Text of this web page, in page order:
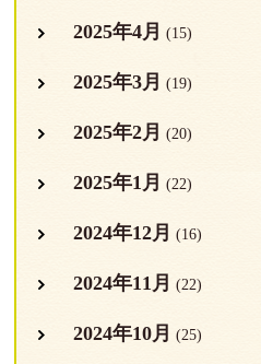
2025年4月 (15)
2025年3月 (19)
2025年2月 (20)
2025年1月 (22)
2024年12月 (16)
2024年11月 (22)
2024年10月 (25)